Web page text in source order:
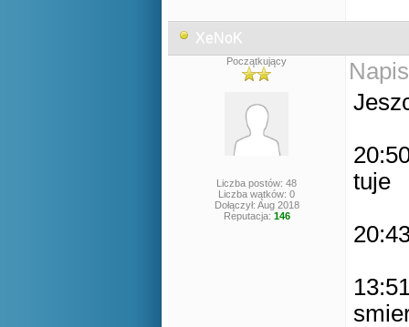
XeNoK
Początkujący
Liczba postów: 48
Liczba wątków: 0
Dołączył: Aug 2018
Reputacja: 146
tuje